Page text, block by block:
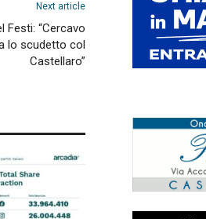
Next article
Festi: “Cercavo
lo scudetto col
Castellaro”